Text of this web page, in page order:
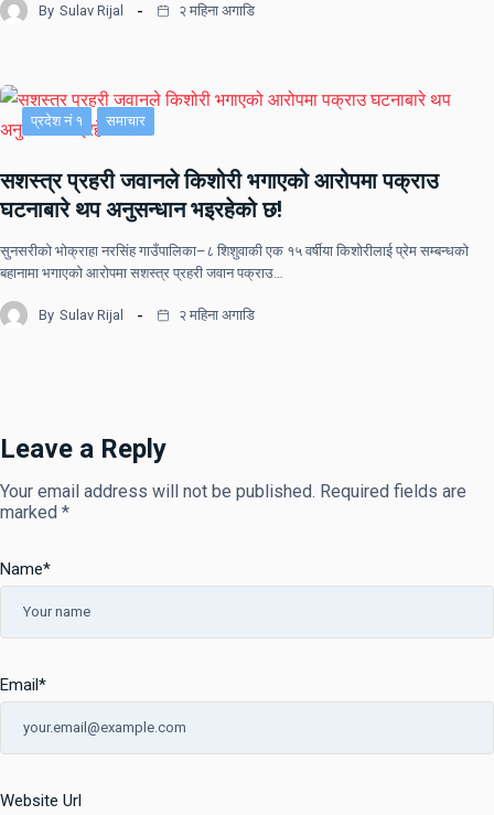
By Sulav Rijal २ महिना अगाडि
प्रदेश नं १ समाचार
सशस्त्र प्रहरी जवानले किशोरी भगाएको आरोपमा पक्राउ
घटनाबारे थप अनुसन्धान भइरहेको छ!
सुनसरीको भोक्राहा नरसिंह गाउँपालिका–८ शिशुवाकी एक १५ वर्षीया किशोरीलाई प्रेम सम्बन्धको
बहानामा भगाएको आरोपमा सशस्त्र प्रहरी जवान पक्राउ…
By Sulav Rijal २ महिना अगाडि
Leave a Reply
Your email address will not be published. Required fields are
marked *
Name*
Email*
Website Url